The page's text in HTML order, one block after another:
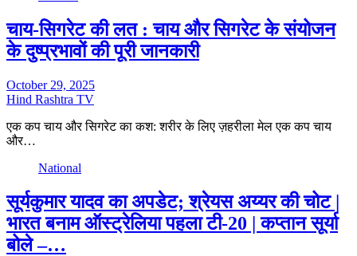
चाय-सिगरेट की लत : चाय और सिगरेट के संयोजन
के दुष्प्रभावों की पूरी जानकारी
October 29, 2025
Hind Rashtra TV
एक कप चाय और सिगरेट का कश: शरीर के लिए ज़हरीला मेल एक कप चाय
और…
National
सूर्यकुमार यादव का अपडेट; श्रेयस अय्यर की चोट |
भारत बनाम ऑस्ट्रेलिया पहला टी-20 | कप्तान सूर्या
बोले –…